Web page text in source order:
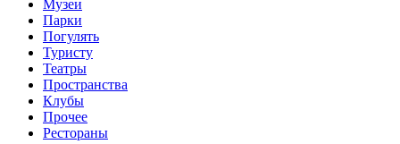
Музеи
Парки
Погулять
Туристу
Театры
Пространства
Клубы
Прочее
Рестораны